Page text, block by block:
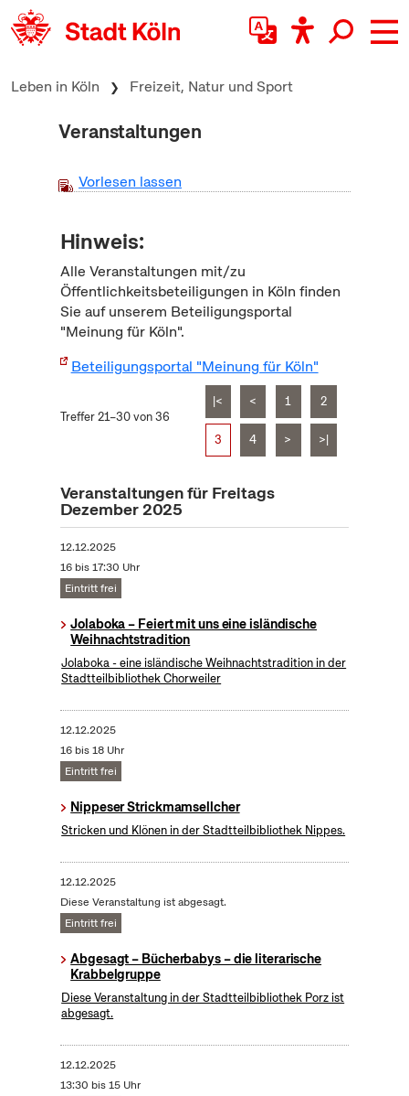
zum Inhalt springen
Leben in Köln Freizeit, Natur und Sport
Veranstaltungen
Vorlesen lassen
Hinweis:
Alle Veranstaltungen mit/zu
Öffentlichkeitsbeteiligungen in Köln finden
Sie auf unserem Beteiligungsportal
"Meinung für Köln".
Beteiligungsportal "Meinung für Köln"
Treffer 21–30 von 36
|< < 1 2
3 4 > >|
Veranstaltungen für Freitags
Dezember 2025
12.12.2025
16 bis 17:30 Uhr
Eintritt frei
Jolaboka – Feiert mit uns eine isländische
Weihnachtstradition
Jolaboka - eine isländische Weihnachtstradition in der
Stadtteilbibliothek Chorweiler
12.12.2025
16 bis 18 Uhr
Eintritt frei
Nippeser Strickmamsellcher
Stricken und Klönen in der Stadtteilbibliothek Nippes.
12.12.2025
Diese Veranstaltung ist abgesagt.
Eintritt frei
Abgesagt – Bücherbabys – die literarische
Krabbelgruppe
Diese Veranstaltung in der Stadtteilbibliothek Porz ist
abgesagt.
12.12.2025
13:30 bis 15 Uhr